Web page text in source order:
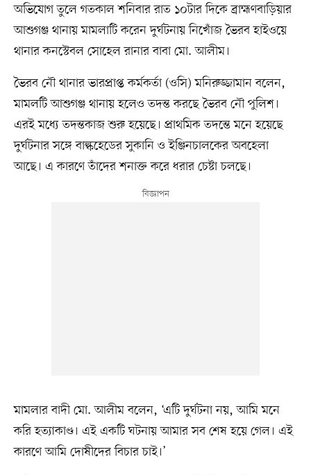
অভিযোগ তুলে গতকাল শনিবার রাত ১০টার দিকে ব্রাহ্মণবাড়িয়ার
আশুগঞ্জ থানায় মামলাটি করেন দুর্ঘটনায় নিখোঁজ ভৈরব হাইওয়ে
থানার কনস্টেবল সোহেল রানার বাবা মো. আলীম।
ভৈরব নৌ থানার ভারপ্রাপ্ত কর্মকর্তা (ওসি) মনিরুজ্জামান বলেন,
মামলটি আশুগঞ্জ থানায় হলেও তদন্ত করছে ভৈরব নৌ পুলিশ।
এরই মধ্যে তদন্তকাজ শুরু হয়েছে। প্রাথমিক তদন্তে মনে হয়েছে
দুর্ঘটনার সঙ্গে বাল্কহেডের সুকানি ও ইঞ্জিনচালকের অবহেলা
আছে। এ কারণে তাঁদের শনাক্ত করে ধরার চেষ্টা চলছে।
মামলার বাদী মো. আলীম বলেন, ‘এটি দুর্ঘটনা নয়, আমি মনে
করি হত্যাকাণ্ড। এই একটি ঘটনায় আমার সব শেষ হয়ে গেল। এই
কারণে আমি দোষীদের বিচার চাই।’